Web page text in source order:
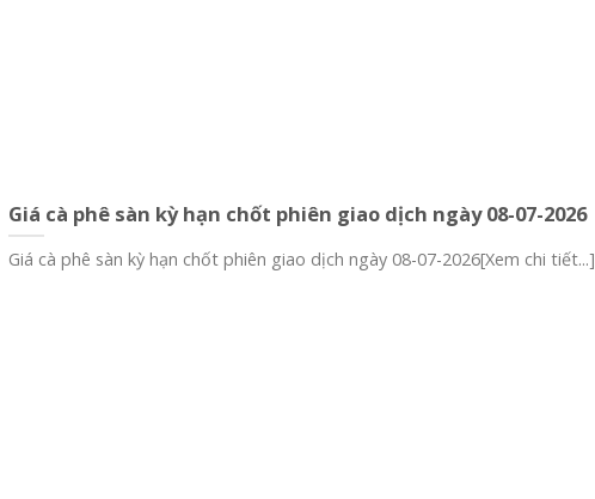
Giá cà phê sàn kỳ hạn chốt phiên giao dịch ngày 08-07-2026
Giá cà phê sàn kỳ hạn chốt phiên giao dịch ngày 08-07-2026[Xem chi tiết...]